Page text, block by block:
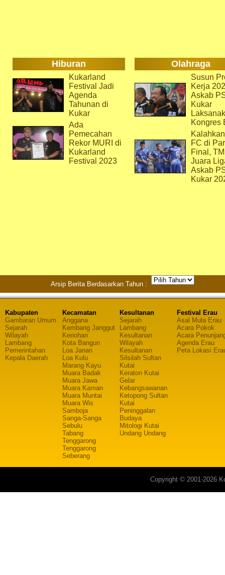
Hiburan Olahraga
Kukarland
Festival Jadi
Agenda
Tahunan di
Kukar
Ada
Pemecahan
Rekor MURI di
Kukarland
Festival 2023
Susun
Kerja
Askab
Kukar
Kongres
FC di
Final,
Juara
Askab
Kukar
Arsip Berita Berdasarkan Tahun :
Kabupaten
Gambaran Umum
Sejarah
Wilayah
Lambang
Pemerintahan
Kepala Daerah
Kecamatan
Anggana
Kembang Janggut
Kenohan
Kota Bangun
Loa Janan
Loa Kulu
Marang Kayu
Muara Badak
Muara Jawa
Muara Kaman
Muara Muntai
Muara Wis
Samboja
Sanga-Sanga
Sebulu
Tabang
Tenggarong
Tenggarong
Seberang
Kesultanan
Sejarah
Lambang
Kesultanan
Wilayah
Kesultanan
Silsilah Sultan
Kutai
Keraton Kutai
Gelar
Kebangsawanan
Ketopong Sultan
Kutai
Peninggalan
Budaya
Mitologi Kutai
Undang Undang
Festival Erau
Asal Mula Erau
Acara Pokok
Acara
Agenda Erau
Peta Lokasi
Copyright © 2001-2026